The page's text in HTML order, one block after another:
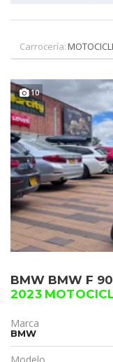
Carrocería:
10
BMW BMW F
2023
Marca
BMW